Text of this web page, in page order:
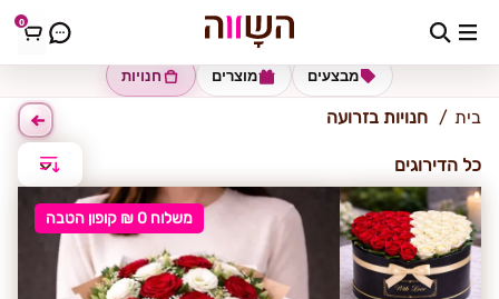
0 זרועה
חנויות מוצרים מבצעים
בית חנויות בזרועה
כל הדירוגים
משלוח 0 ₪ קופון הטבה